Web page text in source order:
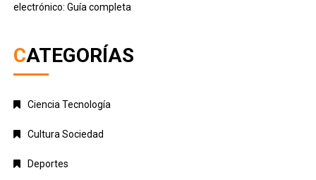
electrónico: Guía completa
CATEGORÍAS
Ciencia Tecnología
Cultura Sociedad
Deportes